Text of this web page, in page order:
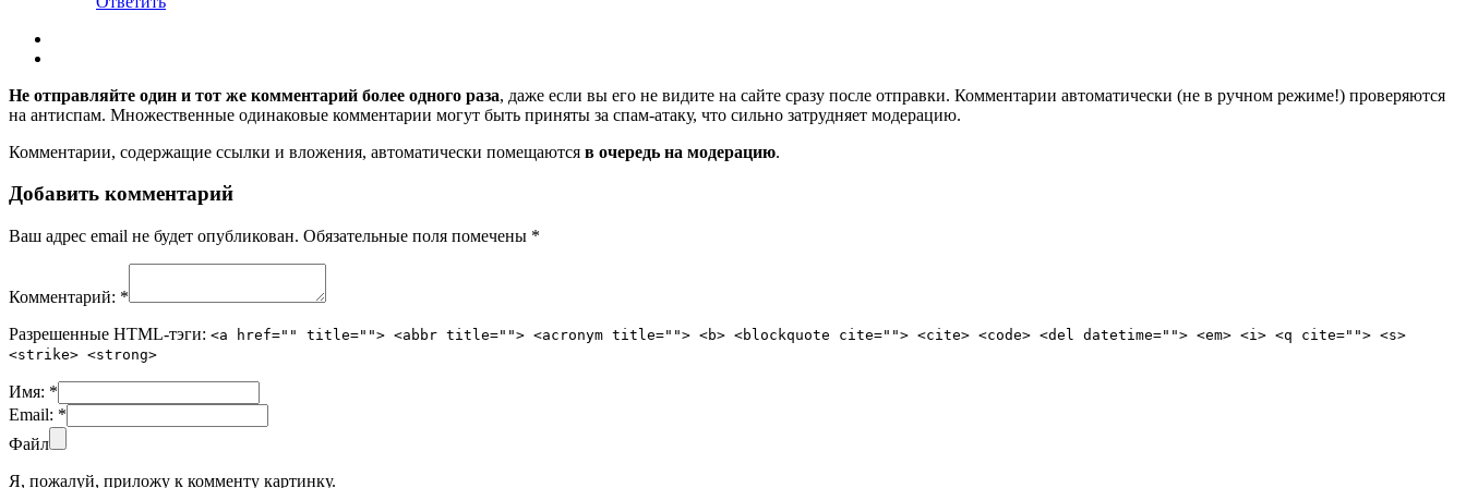
Не отправляйте один и тот же комментарий более одного раза, даже если вы его не видите на сайте сразу после отправки. Комментарии автоматически (не в ручном режиме!) проверяются
на антиспам. Множественные одинаковые комментарии могут быть приняты за спам-атаку, что сильно затрудняет модерацию.
Комментарии, содержащие ссылки и вложения, автоматически помещаются в очередь на модерацию.
Добавить комментарий
Ваш адрес email не будет опубликован. Обязательные поля помечены *
Комментарий: *
Разрешенные HTML-тэги: <a href="" title=""> <abbr title=""> <acronym title=""> <b> <blockquote cite=""> <cite> <code> <del datetime=""> <em> <i> <q cite=""> <s>
<strike> <strong>
Имя: *
Email: *
Файл
Я, пожалуй, приложу к комменту картинку.